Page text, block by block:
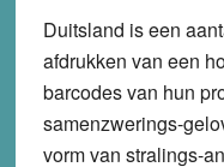
Duitsland is een
afdrukken van een
barcodes van hun
samenzwerings-
vorm van stralings-